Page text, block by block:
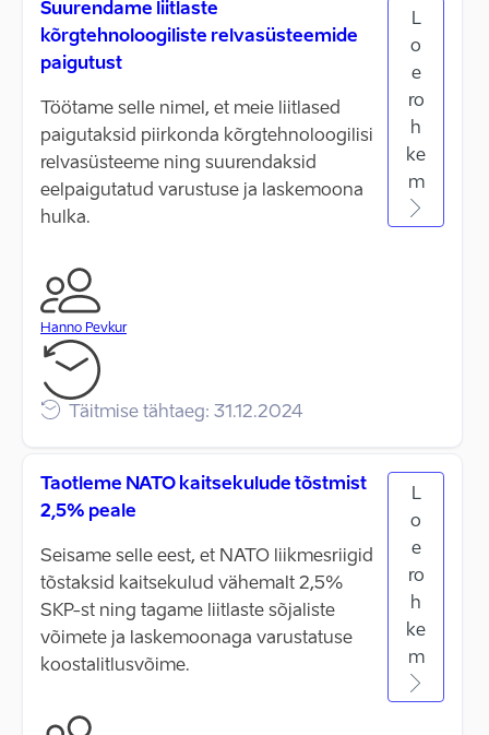
Suurendame liitlaste
kõrgtehnoloogiliste relvasüsteemide
paigutust
Töötame selle nimel, et meie liitlased
paigutaksid piirkonda kõrgtehnoloogilisi
relvasüsteeme ning suurendaksid
eelpaigutatud varustuse ja laskemoona
hulka.
Hanno Pevkur
Täitmise tähtaeg: 31.12.2024
L
o
e
ro
h
ke
m
Taotleme NATO kaitsekulude tõstmist
2,5% peale
Seisame selle eest, et NATO liikmesriigid
tõstaksid kaitsekulud vähemalt 2,5%
SKP-st ning tagame liitlaste sõjaliste
võimete ja laskemoonaga varustatuse
koostalitlusvõime.
L
o
e
ro
h
ke
m